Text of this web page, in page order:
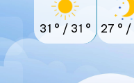
31 ° / 31 ° 27 ° /